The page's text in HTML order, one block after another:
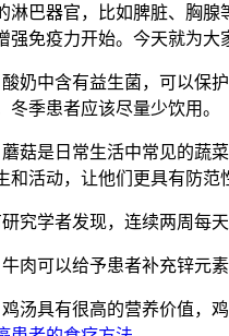
淋巴器官，比如脾脏、胸
强免疫力开始。今天就为大
中含有益生菌，可以保护
冬季患者应该尽量少饮用。
是日常生活中常见的蔬菜
和活动，让他们更具有防范
学者发现，连续两周每天
可以给予患者补充锌元素
具有很高的营养价值，鸡